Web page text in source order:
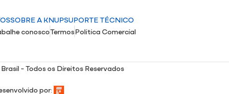
SOBRE A KNUPSUPORTE TÉCNICO
conoscoTermosPolitica Comercial
- Todos os Direitos Reservados
por: